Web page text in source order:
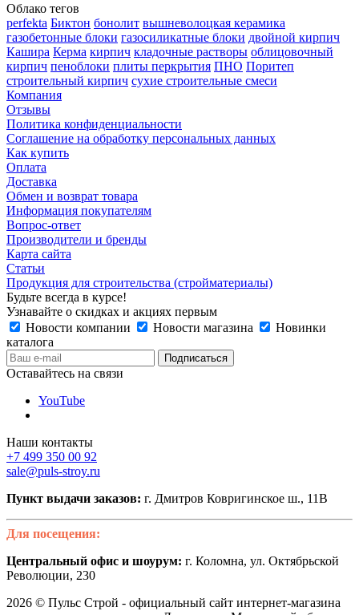
Облако тегов
perfekta Биктон бонолит вышневолоцкая керамика
газобетонные блоки газосиликатные блоки двойной кирпич
Кашира Керма кирпич кладочные растворы облицовочный
кирпич пеноблоки плиты перкрытия ПНО Поритеп
строительный кирпич сухие строительные смеси
Компания
Отзывы
Политика конфиденциальности
Соглашение на обработку персональных данных
Как купить
Оплата
Доставка
Обмен и возврат товара
Информация покупателям
Вопрос-ответ
Производители и бренды
Карта сайта
Статьи
Продукция для строительства (стройматериалы)
Будьте всегда в курсе!
Узнавайте о скидках и акциях первым
Новости компании
Новости магазина
Новинки
каталога
Оставайтесь на связи
YouTube
Наши контакты
+7 499 350 00 92
sale@puls-stroy.ru
Пункт выдачи заказов: г. Дмитров Ковригинское ш., 11В
Для посещения:
Центральный офис и шоурум: г. Коломна, ул. Октябрьской
Революции, 230
2026 © Пульс Строй - официальный сайт интернет-магазина